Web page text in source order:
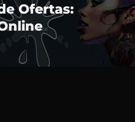
Ofertas: